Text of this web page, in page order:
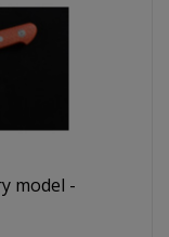
model -